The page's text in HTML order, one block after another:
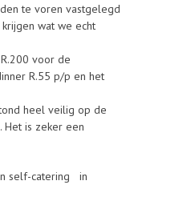
te voren vastgelegd
wat we echt
voor de
R.55 p/p en het
heel veilig op de
Het is zeker een
self-catering in